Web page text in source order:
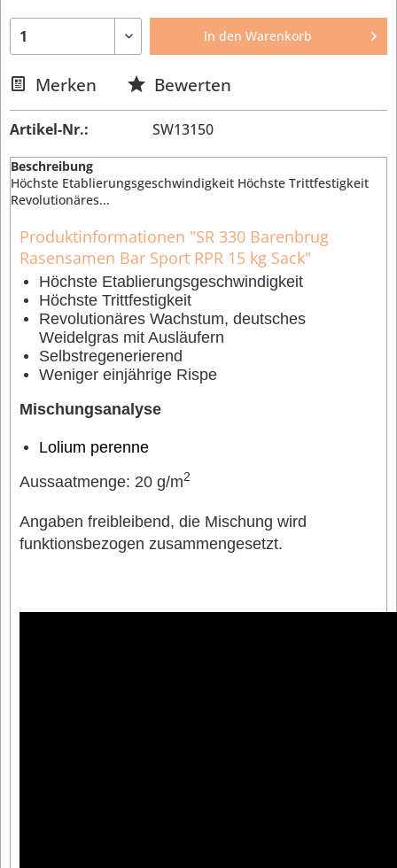
In den Warenkorb
Merken Bewerten
Artikel-Nr.: SW13150
Beschreibung
Höchste Etablierungsgeschwindigkeit Höchste Trittfestigkeit
Revolutionäres...
Produktinformationen "SR 330 Barenbrug
Rasensamen Bar Sport RPR 15 kg Sack"
Höchste Etablierungsgeschwindigkeit
Höchste Trittfestigkeit
Revolutionäres Wachstum, deutsches
Weidelgras mit Ausläufern
Selbstregenerierend
Weniger einjährige Rispe
Mischungsanalyse
Lolium perenne
Aussaatmenge: 20 g/m2
Angaben freibleibend, die Mischung wird
funktionsbezogen zusammengesetzt.